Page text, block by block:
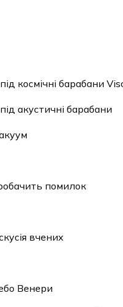
космічні барабани
акустичні барабани
помилок
вчених
Венери